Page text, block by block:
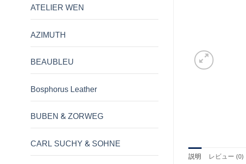
ATELIER WEN
AZIMUTH
BEAUBLEU
Bosphorus Leather
BUBEN & ZORWEG
CARL SUCHY & SOHNE
説明 レビュー (0)